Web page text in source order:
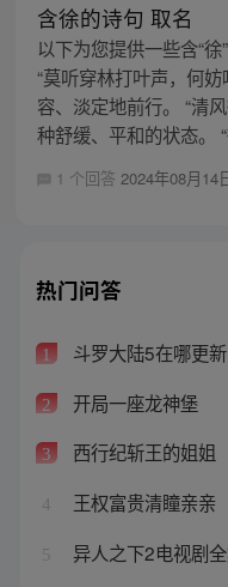
含徐的诗句 取名
以下为您提供一些含“徐
“莫听穿林打叶声，何妨
容、淡定地前行。 “清
种舒缓、平和的状态。
1 个回答 2024年08月14
热门问答
1 斗罗大陆5在哪更新
2 开局一座龙神堡
3 西行纪斩王的姐姐
4 王权富贵清瞳亲亲
5 异人之下2电视剧